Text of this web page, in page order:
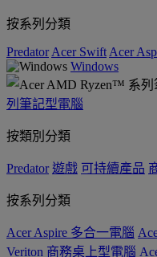
按系列分類
Predator Acer Swift Acer
Windows
列筆記型電腦
按類別分類
Predator 遊戲 可持續產品
按系列分類
Acer Aspire 多合一電腦
Veriton 商務桌上型電腦